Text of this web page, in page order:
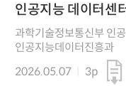
인공지능 데이터센
과학기술정보통신부 인
인공지능데이터진흥과
2026.05.07
3p